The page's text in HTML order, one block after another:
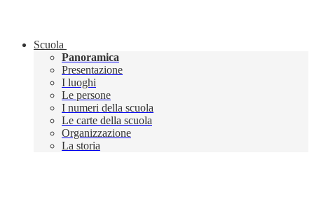
Scuola
Panoramica
Presentazione
I luoghi
Le persone
I numeri della scuola
Le carte della scuola
Organizzazione
La storia